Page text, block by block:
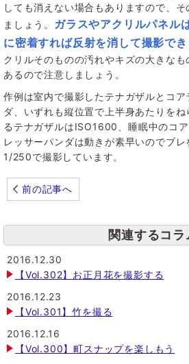
しても消えない場合もありますので、
ましょう。
ガラスやアクリルパネル
に密着すれば反射を消して撮影で
クリルそのものの汚れやキズの大きな
あるので注意しましょう。
作例は室内で撮影したテナガザルとコ
ダ、いずれも縦位置で上半身あたりを
るテナガザルはISO1600、睡眠中のコ
レッサーパンダは動きが素早いのでブ
1/250で撮影しています。
前の記事へ
関連するコラ
2016.12.30
【Vol.302】お正月花を撮影する
2016.12.23
【Vol.301】竹を撮る
2016.12.16
【Vol.300】町スナップを楽しもう